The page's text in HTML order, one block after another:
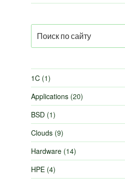
1C (1)
Applications (20)
BSD (1)
Clouds (9)
Hardware (14)
HPE (4)